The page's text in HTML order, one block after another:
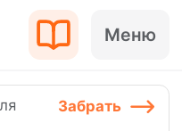
Меню